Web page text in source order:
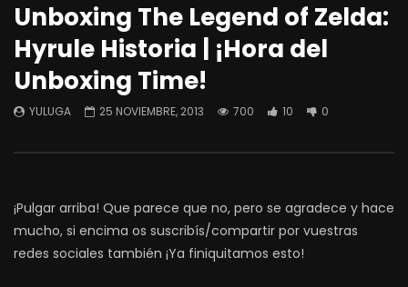
Unboxing The Legend of Zelda:
Hyrule Historia | ¡Hora del
Unboxing Time!
YULUGA 25 NOVIEMBRE, 2013 700 10 0
¡Pulgar arriba! Que parece que no, pero se agradece y hace
mucho, si encima os suscribís/compartir por vuestras
redes sociales también ¡Ya finiquitamos esto!